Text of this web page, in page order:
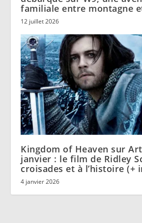
familiale entre montagne
12 juillet 2026
Kingdom of Heaven sur
janvier : le film de Ridley
croisades et à l’histoire (+
4 janvier 2026